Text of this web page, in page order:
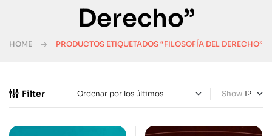
Derecho”
HOME PRODUCTOS ETIQUETADOS “FILOSOFÍA DEL DERECHO”
Filter Show